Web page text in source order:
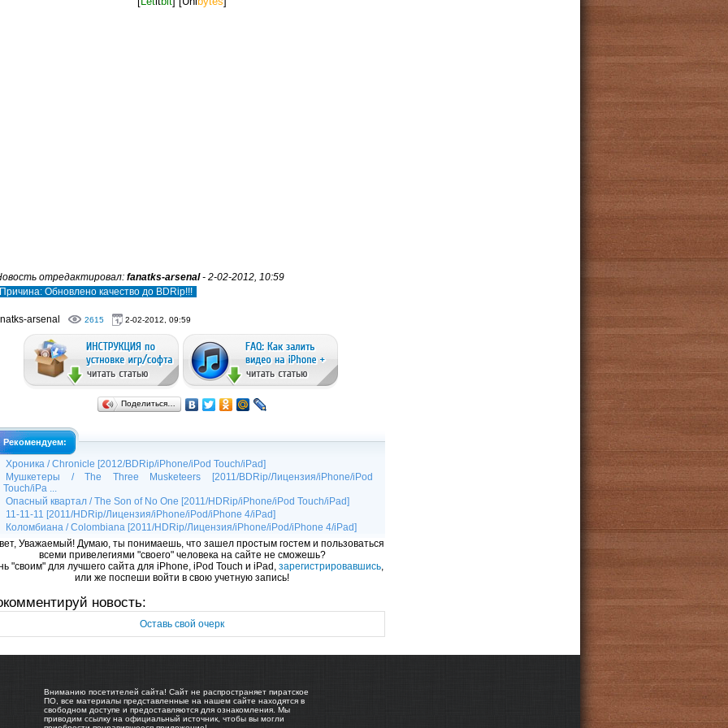
отредактировал: fanatks-arsenal- 2-02-2012, 10:59
Причина: Обновлено качество до BDRip!!!
arsenal 2615 2-02-2012, 09:59
Поделиться…
Рекомендуем:
Хроника / Chronicle [2012/BDRip/iPhone/iPod Touch/iPad]
Мушкетеры / The Three Musketeers [2011/BDRip/Лицензия/iPhone/iPod
Touch/iPa ...
Опасный квартал / The Son of No One [2011/HDRip/iPhone/iPod Touch/iPad]
11-11-11 [2011/HDRip/Лицензия/iPhone/iPod/iPhone 4/iPad]
Коломбиана / Colombiana [2011/HDRip/Лицензия/iPhone/iPod/iPhone 4/iPad]
Уважаемый! Думаю, ты понимаешь, что зашел простым гостем и пользоваться
всеми привелегиями "своего" человека на сайте не сможешь?
"своим" для лучшего сайта для iPhone, iPod Touch и iPad, зарегистрировавшись,
или же поспеши войти в свою учетную запись!
новость:
Оставь свой очерк
Вниманию посетителей сайта! Сайт не распространяет пиратское
ПО, все материалы представленные на нашем сайте находятся в
свободном доступе и предоставляются для ознакомления. Мы
приводим ссылку на официальный источник, чтобы вы могли